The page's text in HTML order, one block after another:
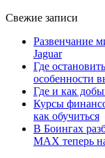
Свежие записи
Развенчание
Jaguar
Где
особенности
Где и как
Курсы
как обучиться
В Боингах
MAX теперь